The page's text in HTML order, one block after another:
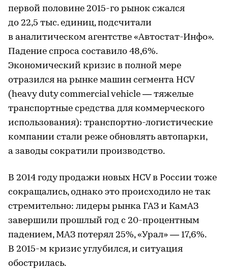
первой половине 2015-го рынок сжался
до 22,5 тыс. единиц, подсчитали
в аналитическом агентстве «Автостат-Инфо».
Падение спроса составило 48,6%.
Экономический кризис в полной мере
отразился на рынке машин сегмента HCV
(heavy duty commercial vehicle — тяжелые
транспортные средства для коммерческого
использования): транспортно-логистические
компании стали реже обновлять автопарки,
а заводы сократили производство.
В 2014 году продажи новых HCV в России тоже
сокращались, однако это происходило не так
стремительно: лидеры рынка ГАЗ и КамАЗ
завершили прошлый год с 20-процентным
падением, МАЗ потерял 25%, «Урал» — 17,6%.
В 2015-м кризис углубился, и ситуация
обострилась.